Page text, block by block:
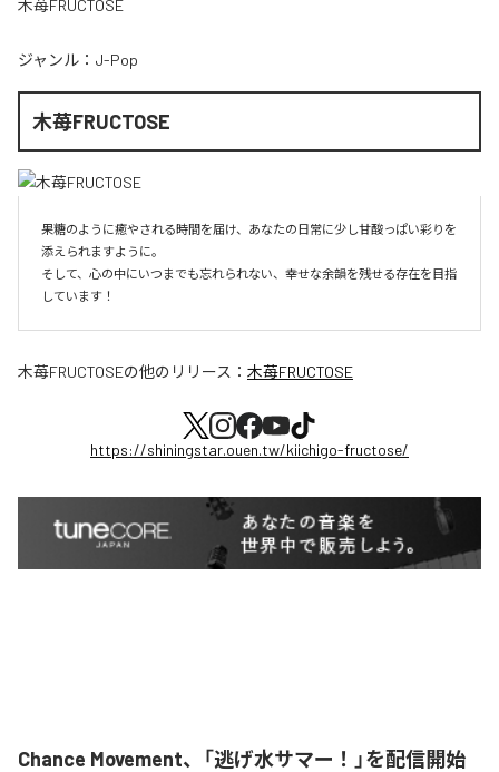
木苺FRUCTOSE
ジャンル： J-Pop
木苺FRUCTOSE
果糖のように癒やされる時間を届け、あなたの日常に少し甘酸っぱい彩りを
添えられますように。
そして、心の中にいつまでも忘れられない、幸せな余韻を残せる存在を目指
しています！
木苺FRUCTOSEの他のリリース： 木苺FRUCTOSE
https://shiningstar.ouen.tw/kiichigo-fructose/
Chance Movement、「逃げ水サマー！」を配信開始